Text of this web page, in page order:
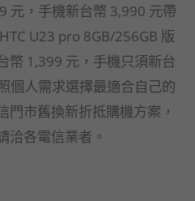
元，手機新台幣 3,990 元帶
U23 pro 8GB/256GB 版
幣 1,399 元，手機只須新台
個人需求選擇最適合自己的
門市舊換新折抵購機方案，
洽各電信業者。